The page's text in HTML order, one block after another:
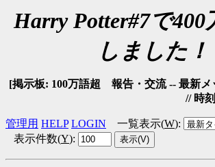
Harry Potter#7で400
しました！
[掲示板: 100万語超 報告・交流 -- 最新メ
// 時
管理用 HELP LOGIN 一覧表示(W):
表示件数(Y):